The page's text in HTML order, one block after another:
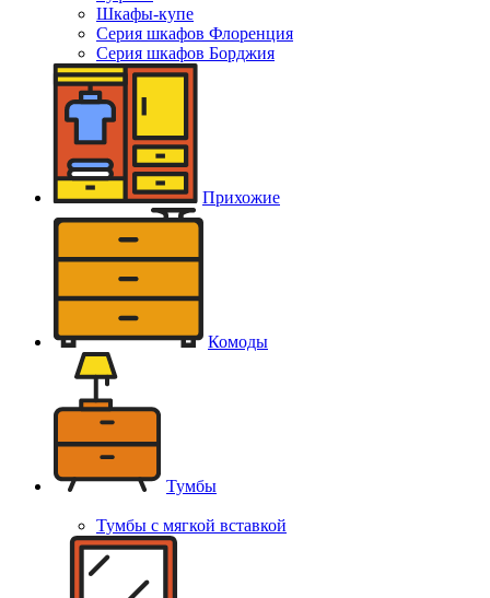
Шкафы-купе
Серия шкафов Флоренция
Серия шкафов Борджия
Прихожие
Комоды
Тумбы
Тумбы с мягкой вставкой